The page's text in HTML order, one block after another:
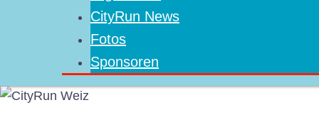
CityRun News
Fotos
Sponsoren